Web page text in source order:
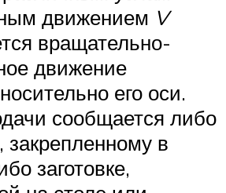
движением V
вращательно-
движение
его оси.
сообщается либо
закрепленному в
заготовке,